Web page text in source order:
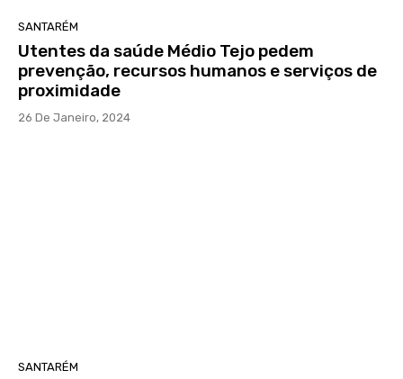
SANTARÉM
Utentes da saúde Médio Tejo pedem
prevenção, recursos humanos e serviços de
proximidade
26 De Janeiro, 2024
SANTARÉM